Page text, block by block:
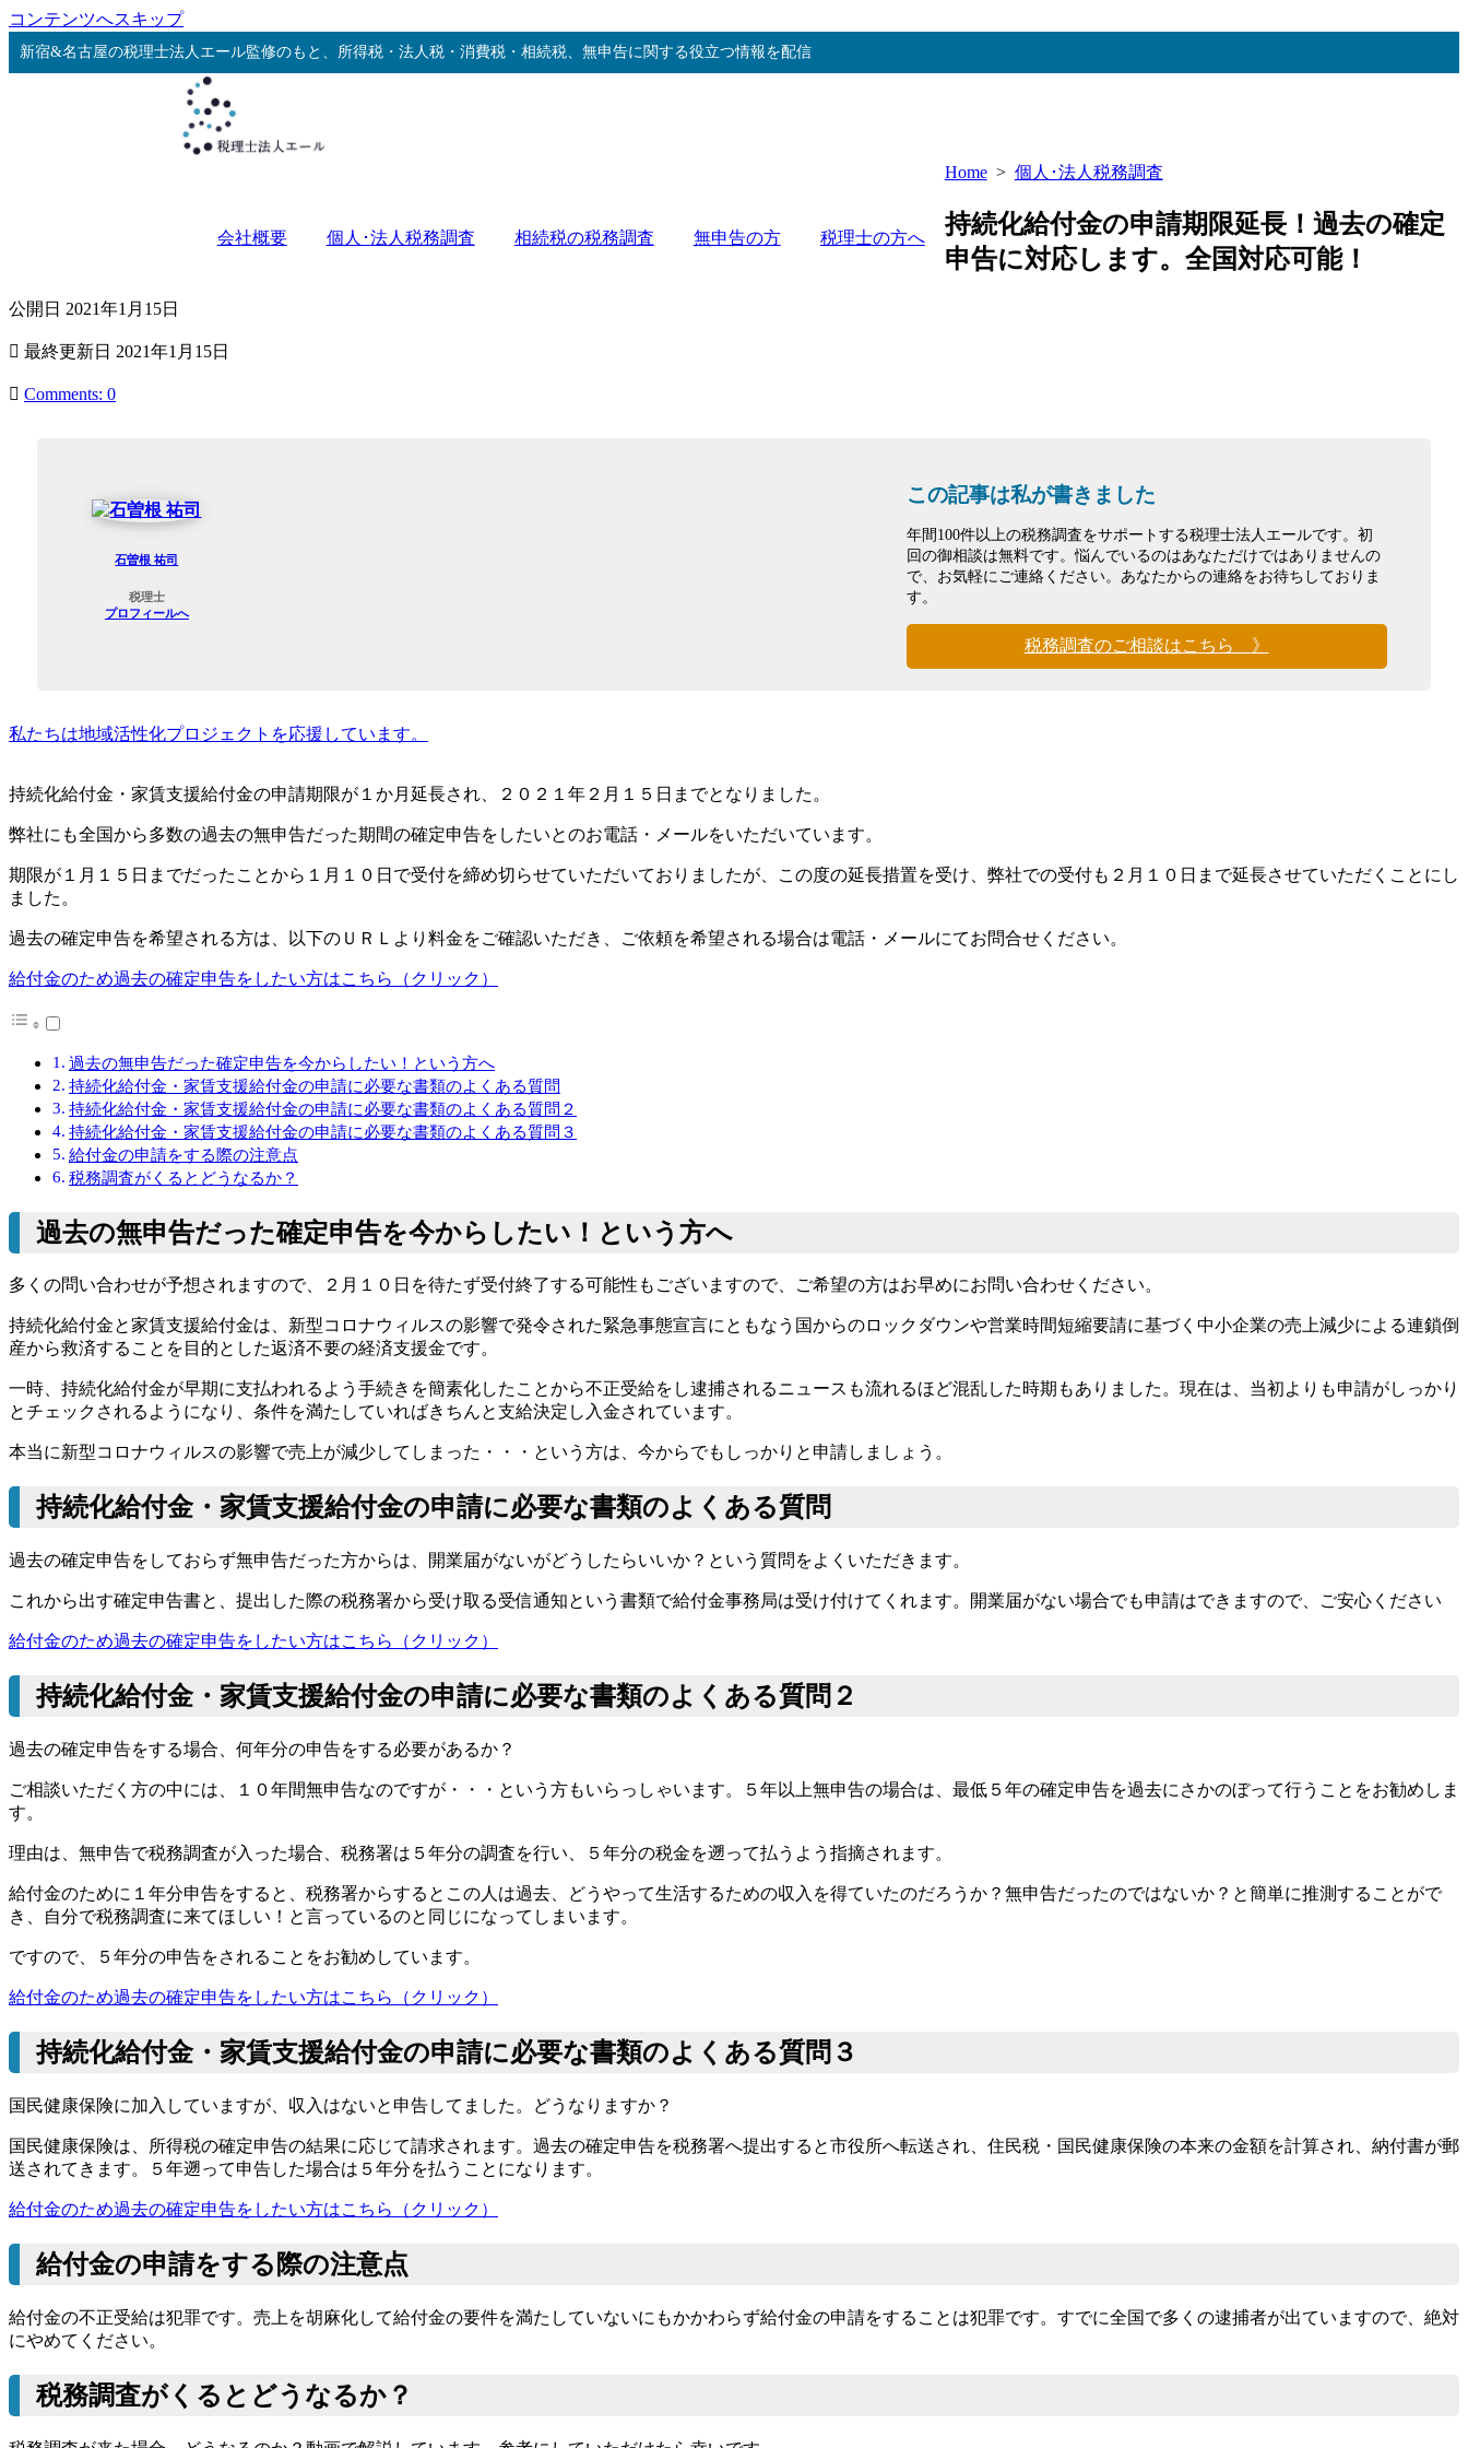
コンテンツへスキップ
新宿&名古屋の税理士法人エール監修のもと、所得税・法人税・消費税・相続税、無申告に関する役立つ情報を配信
会社概要 個人･法人税務調査 相続税の税務調査 無申告の方 税理士の方へ
Home> 個人･法人税務調査
持続化給付金の申請期限延長！過去の確定
申告に対応します。全国対応可能！
公開日 2021年1月15日
最終更新日 2021年1月15日
Comments: 0
石曽根 祐司
税理士
プロフィールへ
この記事は私が書きました
年間100件以上の税務調査をサポートする税理士法人エールです。初
回の御相談は無料です。悩んでいるのはあなただけではありませんの
で、お気軽にご連絡ください。あなたからの連絡をお待ちしておりま
す。
税務調査のご相談はこちら 》
私たちは地域活性化プロジェクトを応援しています。
持続化給付金・家賃支援給付金の申請期限が１か月延長され、２０２１年２月１５日までとなりました。
弊社にも全国から多数の過去の無申告だった期間の確定申告をしたいとのお電話・メールをいただいています。
期限が１月１５日までだったことから１月１０日で受付を締め切らせていただいておりましたが、この度の延長措置を受け、弊社での受付も２月１０日まで延長させていただくことにし
ました。
過去の確定申告を希望される方は、以下のＵＲＬより料金をご確認いただき、ご依頼を希望される場合は電話・メールにてお問合せください。
給付金のため過去の確定申告をしたい方はこちら（クリック）
過去の無申告だった確定申告を今からしたい！という方へ
持続化給付金・家賃支援給付金の申請に必要な書類のよくある質問
持続化給付金・家賃支援給付金の申請に必要な書類のよくある質問２
持続化給付金・家賃支援給付金の申請に必要な書類のよくある質問３
給付金の申請をする際の注意点
税務調査がくるとどうなるか？
過去の無申告だった確定申告を今からしたい！という方へ
多くの問い合わせが予想されますので、２月１０日を待たず受付終了する可能性もございますので、ご希望の方はお早めにお問い合わせください。
持続化給付金と家賃支援給付金は、新型コロナウィルスの影響で発令された緊急事態宣言にともなう国からのロックダウンや営業時間短縮要請に基づく中小企業の売上減少による連鎖倒
産から救済することを目的とした返済不要の経済支援金です。
一時、持続化給付金が早期に支払われるよう手続きを簡素化したことから不正受給をし逮捕されるニュースも流れるほど混乱した時期もありました。現在は、当初よりも申請がしっかり
とチェックされるようになり、条件を満たしていればきちんと支給決定し入金されています。
本当に新型コロナウィルスの影響で売上が減少してしまった・・・という方は、今からでもしっかりと申請しましょう。
持続化給付金・家賃支援給付金の申請に必要な書類のよくある質問
過去の確定申告をしておらず無申告だった方からは、開業届がないがどうしたらいいか？という質問をよくいただきます。
これから出す確定申告書と、提出した際の税務署から受け取る受信通知という書類で給付金事務局は受け付けてくれます。開業届がない場合でも申請はできますので、ご安心ください
給付金のため過去の確定申告をしたい方はこちら（クリック）
持続化給付金・家賃支援給付金の申請に必要な書類のよくある質問２
過去の確定申告をする場合、何年分の申告をする必要があるか？
ご相談いただく方の中には、１０年間無申告なのですが・・・という方もいらっしゃいます。５年以上無申告の場合は、最低５年の確定申告を過去にさかのぼって行うことをお勧めしま
す。
理由は、無申告で税務調査が入った場合、税務署は５年分の調査を行い、５年分の税金を遡って払うよう指摘されます。
給付金のために１年分申告をすると、税務署からするとこの人は過去、どうやって生活するための収入を得ていたのだろうか？無申告だったのではないか？と簡単に推測することがで
き、自分で税務調査に来てほしい！と言っているのと同じになってしまいます。
ですので、５年分の申告をされることをお勧めしています。
給付金のため過去の確定申告をしたい方はこちら（クリック）
持続化給付金・家賃支援給付金の申請に必要な書類のよくある質問３
国民健康保険に加入していますが、収入はないと申告してました。どうなりますか？
国民健康保険は、所得税の確定申告の結果に応じて請求されます。過去の確定申告を税務署へ提出すると市役所へ転送され、住民税・国民健康保険の本来の金額を計算され、納付書が郵
送されてきます。５年遡って申告した場合は５年分を払うことになります。
給付金のため過去の確定申告をしたい方はこちら（クリック）
給付金の申請をする際の注意点
給付金の不正受給は犯罪です。売上を胡麻化して給付金の要件を満たしていないにもかかわらず給付金の申請をすることは犯罪です。すでに全国で多くの逮捕者が出ていますので、絶対
にやめてください。
税務調査がくるとどうなるか？